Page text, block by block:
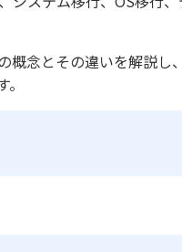
念とその違いを解説し